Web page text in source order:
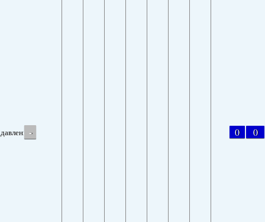
давление- 0 0